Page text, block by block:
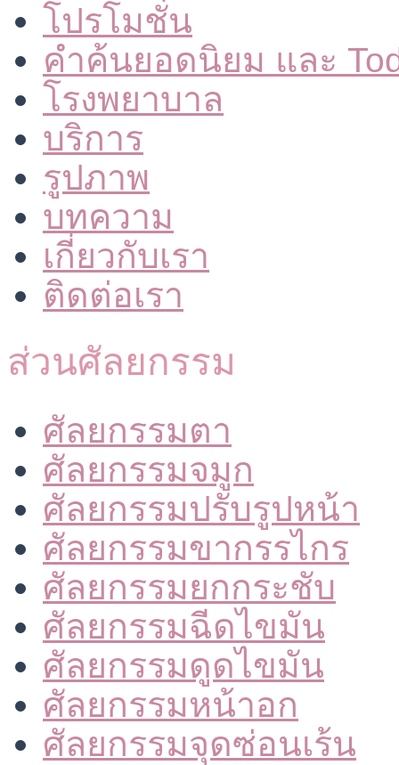
โปรโมชั่น
คำค้นยอดนิยม และ
โรงพยาบาล
บริการ
รูปภาพ
บทความ
เกี่ยวกับเรา
ติดต่อเรา
ส่วนศัลยกรรม
ศัลยกรรมตา
ศัลยกรรมจมูก
ศัลยกรรมปรับรูปหน้า
ศัลยกรรมขากรรไกร
ศัลยกรรมยกกระชับ
ศัลยกรรมฉีดไขมัน
ศัลยกรรมดูดไขมัน
ศัลยกรรมหน้าอก
ศัลยกรรมจุดซ่อนเร้น